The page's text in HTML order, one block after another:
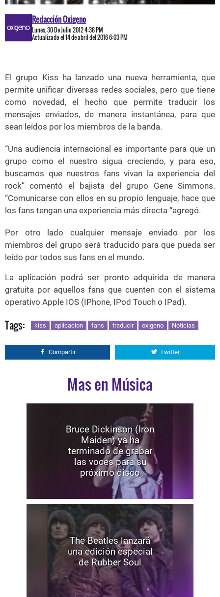
Redacción Oxigeno
Lunes, 30 De Julio 2012 4:38 PM
Actualizado el 14 de abril del 2016 6:03 PM
El grupo Kiss ha lanzado una nueva herramienta, que
permite unificar diversas redes sociales, pero que tiene
como novedad, el hecho que permite traducir los
mensajes enviados, de manera instantánea, para que
sean leídos por los miembros de la banda.
“Una audiencia internacional es importante para que un
grupo como el nuestro sigua creciendo, y para eso,
buscamos que nuestros fans vivan la experiencia del
rock” comentó el bajista del grupo Gene Simmons.
“Comunicarse con ellos en su propio lenguaje, hace que
los fans tengan una experiencia más directa “agregó.
Por otro lado cualquier mensaje enviado por los
miembros del grupo será traducido para que pueda ser
leído por todos sus fans en el mundo.
La aplicación podrá ser pronto adquirida de manera
gratuita por aquellos fans que cuenten con el sistema
operativo Apple IOS (IPhone, IPod Touch o IPad).
Tags: kiss aplicacion fans traducir oxigeno Noticias
Compartir Twitter
Mas en Música
Bruce Dickinson (Iron
Maiden) ya ha
terminado de grabar
las voces para su
próximo disco
The Beatles lanzará
una edición especial
de Rubber Soul